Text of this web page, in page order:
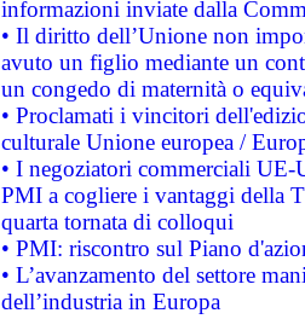
informazioni inviate dalla
• Il diritto dell’Unione non
avuto un figlio mediante un
un congedo di maternità o
• Proclamati i vincitori
culturale Unione europea /
• I negoziatori commerciali UE-
PMI a cogliere i vantaggi della
quarta tornata di colloqui
• PMI: riscontro sul Piano
• L’avanzamento del settore
dell’industria in Europa